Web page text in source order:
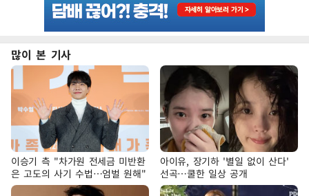
많이 본 기사
이승기 측 "차가원 전세금 미반환
은 고도의 사기 수법…엄벌 원해"
아이유, 장기하 '별일 없이 산다'
선곡…쿨한 일상 공개